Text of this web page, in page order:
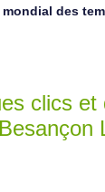
des
clics et